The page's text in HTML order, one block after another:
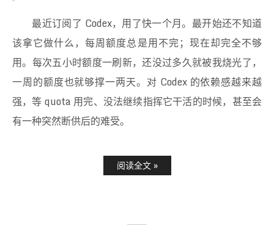
最近订阅了 Codex，用了快一个月。最开始还不知道
该拿它做什么，每周额度总是用不完；现在却完全不够
用。每次五小时额度一刷新，还没过多久就被我烧光了，
一周的额度也就够撑一两天。对 Codex 的依赖感越来越
强，等 quota 用完、没法继续指挥它干活的时候，甚至会
有一种突然断供后的难受。
阅读全文 »